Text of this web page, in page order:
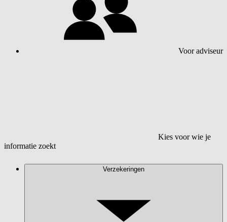
Voor adviseur
Kies voor wie je
informatie zoekt
Verzekeringen